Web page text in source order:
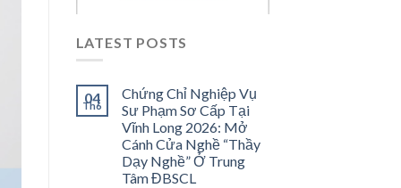
LATEST POSTS
04
Th6
Chứng Chỉ Nghiệp Vụ
Sư Phạm Sơ Cấp Tại
Vĩnh Long 2026: Mở
Cánh Cửa Nghề “Thầy
Dạy Nghề” Ở Trung
Tâm ĐBSCL